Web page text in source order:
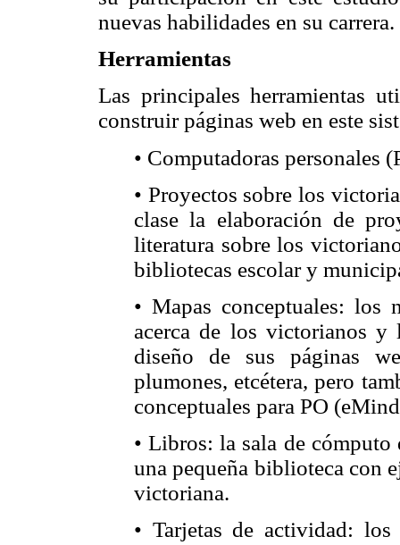
nuevas habilidades en su carrera.
Herramientas
Las principales herramientas
construir páginas web en este
• Computadoras personales
• Proyectos sobre los
clase la elaboración de
literatura sobre los
bibliotecas escolar y
• Mapas conceptuales: los
acerca de los victorianos
diseño de sus páginas
plumones, etcétera, pero
conceptuales para PO
• Libros: la sala de
una pequeña biblioteca con
victoriana.
• Tarjetas de actividad: